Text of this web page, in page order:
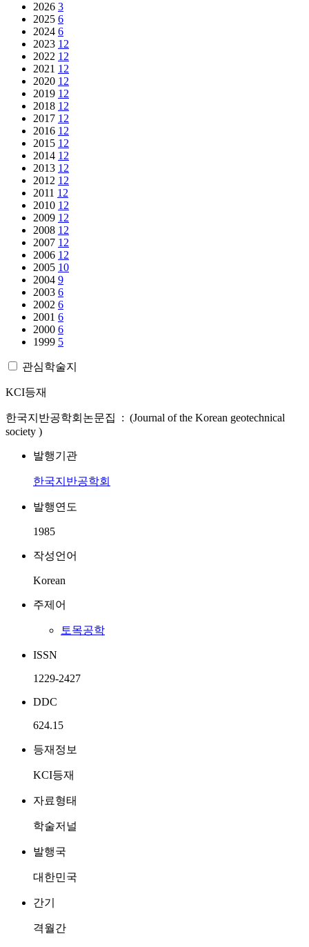
2026 3
2025 6
2024 6
2023 12
2022 12
2021 12
2020 12
2019 12
2018 12
2017 12
2016 12
2015 12
2014 12
2013 12
2012 12
2011 12
2010 12
2009 12
2008 12
2007 12
2006 12
2005 10
2004 9
2003 6
2002 6
2001 6
2000 6
1999 5
관심학술지
KCI등재
한국지반공학회논문집 : (Journal of the Korean geotechnical
society )
발행기관
한국지반공학회
발행연도
1985
작성언어
Korean
주제어
토목공학
ISSN
1229-2427
DDC
624.15
등재정보
KCI등재
자료형태
학술저널
발행국
대한민국
간기
격월간